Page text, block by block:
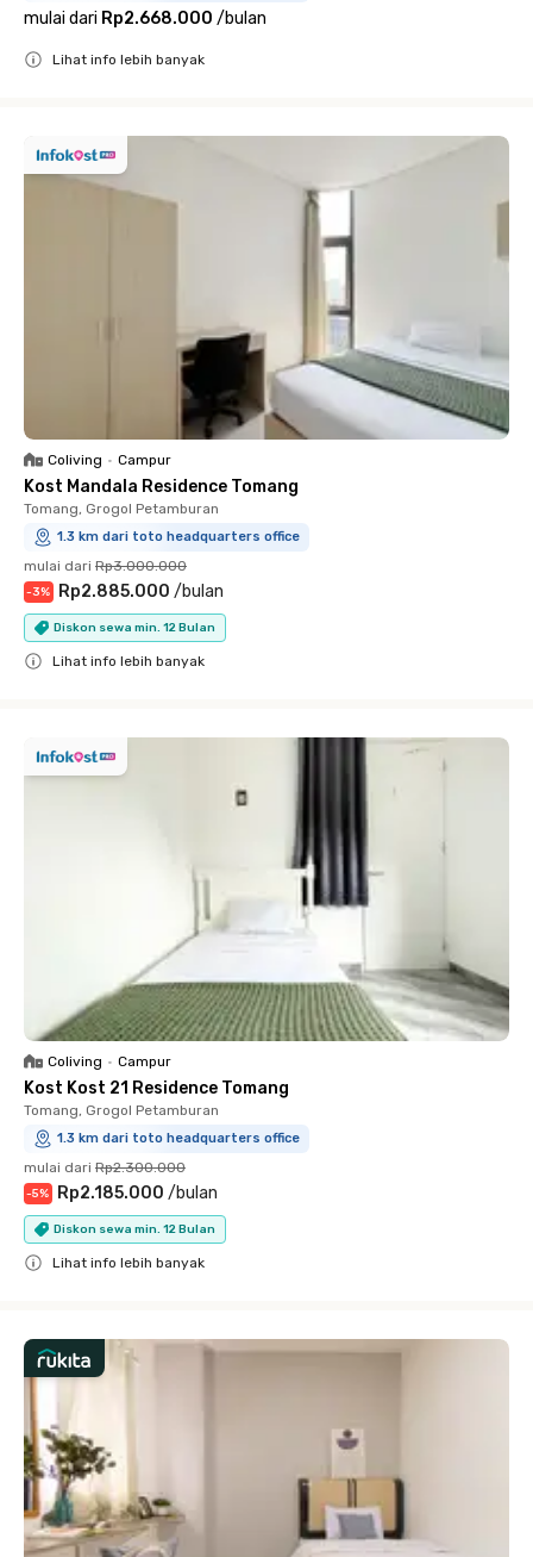
mulai dari Rp2.668.000 /bulan
Lihat info lebih banyak
Coliving • Campur
Kost Mandala Residence Tomang
Tomang, Grogol Petamburan
1.3 km dari toto headquarters office
mulai dari Rp3.000.000
-3% Rp2.885.000 /bulan
Diskon sewa min. 12 Bulan
Lihat info lebih banyak
Coliving • Campur
Kost Kost 21 Residence Tomang
Tomang, Grogol Petamburan
1.3 km dari toto headquarters office
mulai dari Rp2.300.000
-5% Rp2.185.000 /bulan
Diskon sewa min. 12 Bulan
Lihat info lebih banyak